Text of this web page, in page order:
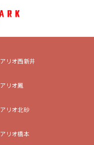
アリオ西新井
アリオ鳳
アリオ北砂
アリオ橋本